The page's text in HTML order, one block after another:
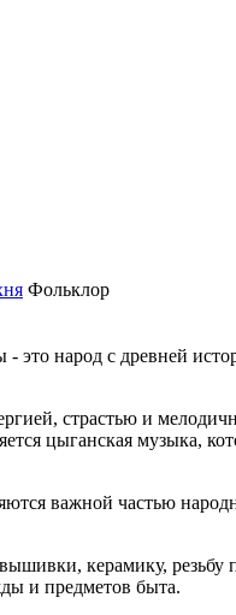
Фольклор
это народ с древней
страстью и
цыганская музыка,
важной частью
керамику, резьбу
и предметов быта.